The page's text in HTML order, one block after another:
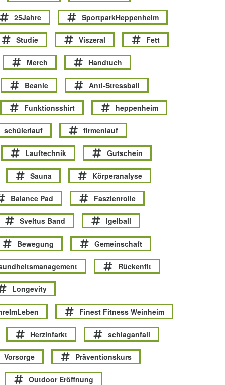
25Jahre SportparkHeppenheim
Studie Viszeral Fett
Merch Handtuch
Beanie Anti-Stressball
Funktionsshirt heppenheim
schülerlauf firmenlauf
Lauftechnik Gutschein
Sauna Körperanalyse
Balance Pad Faszienrolle
Sveltus Band Igelball
Bewegung Gemeinschaft
Rückenfit
Longevity
Finest Fitness Weinheim
Herzinfarkt schlaganfall
Vorsorge Präventionskurs
Outdoor Eröffnung